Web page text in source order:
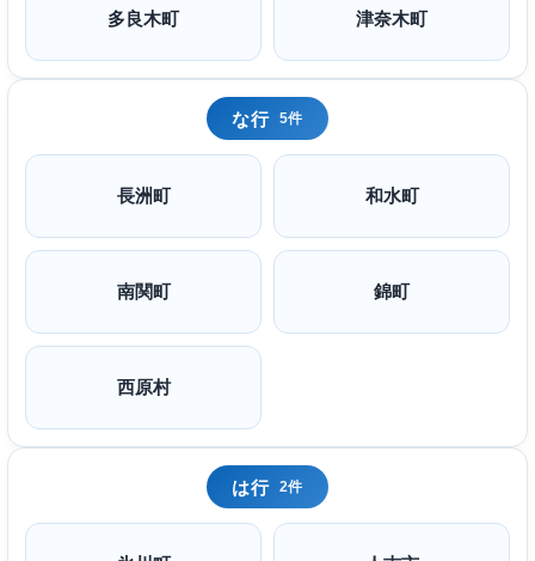
多良木町 津奈木町
な行 5件
長洲町 和水町
南関町 錦町
西原村
は行 2件